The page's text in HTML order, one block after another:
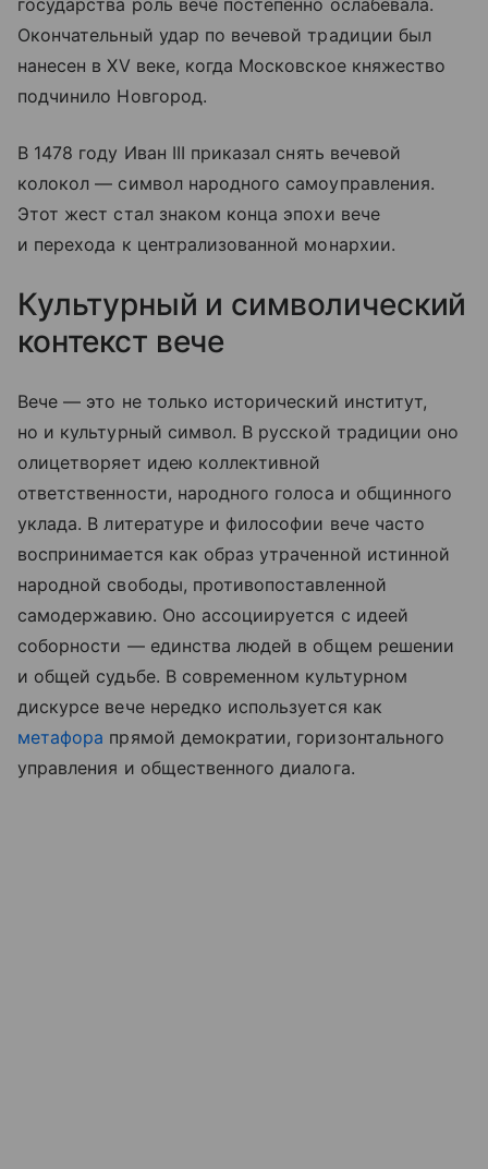
Окончательный удар по вечевой традиции был
нанесен в XV веке, когда Московское княжество
подчинило Новгород.
В 1478 году Иван III приказал снять вечевой
колокол — символ народного самоуправления.
Этот жест стал знаком конца эпохи вече
и перехода к централизованной монархии.
Культурный и символический
контекст вече
Вече — это не только исторический институт,
но и культурный символ. В русской традиции оно
олицетворяет идею коллективной
ответственности, народного голоса и общинного
уклада. В литературе и философии вече часто
воспринимается как образ утраченной истинной
народной свободы, противопоставленной
самодержавию. Оно ассоциируется с идеей
соборности — единства людей в общем решении
и общей судьбе. В современном культурном
дискурсе вече нередко используется как
метафора прямой демократии, горизонтального
управления и общественного диалога.